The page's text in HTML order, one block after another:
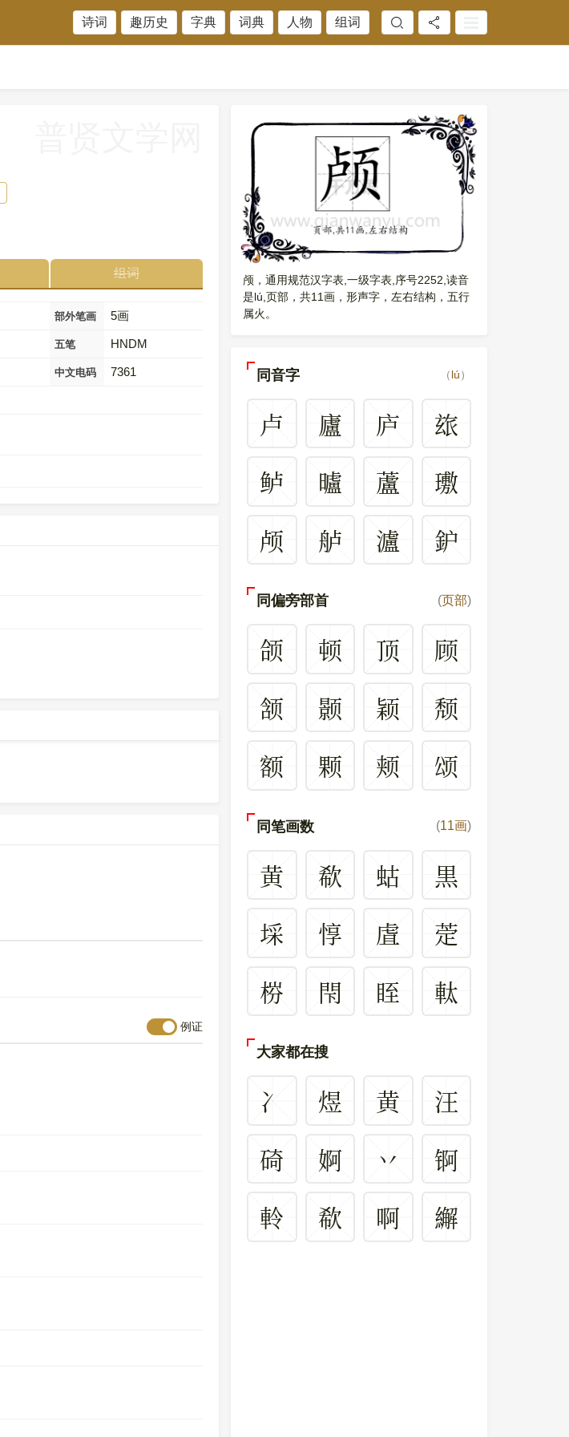
诗词 趣历史 字典 词典 人物 组词
组词
部外笔画 5画
五笔 HNDM
中文电码 7361
例证
颅，通用规范汉字表,一级字表,序号2252,读音
是lú,页部，共11画，形声字，左右结构，五行
属火。
同音字 （lú）
卢 廬 庐
玈
鲈
曥 蘆
璷
颅
舻 瀘 鈩
同偏旁部首 (页部)
颌 顿 顶
顾
颔
颢 颖
颓
额
颗 颊 颂
同笔画数 (11画)
黄 欷 蛄
黒
埰
惇 虘
萣
梤
閇 眰 軚
大家都在搜
冫 煜 黄
汪
碕
婀 丷
锕
軨
欷 啊 繲